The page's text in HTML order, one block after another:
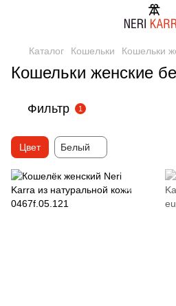
Каталог Кошельки Кошельки
Кошельки женские
Фильтр 1
Цвет Белый